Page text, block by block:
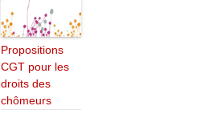
Propositions
CGT pour les
droits des
chômeurs